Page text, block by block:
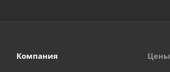
Компания Цены